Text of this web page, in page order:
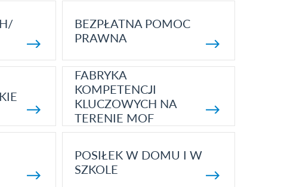
BEZPŁATNA POMOC
PRAWNA
FABRYKA
KOMPETENCJI
KLUCZOWYCH NA
TERENIE MOF
POSIŁEK W DOMU I W
SZKOLE